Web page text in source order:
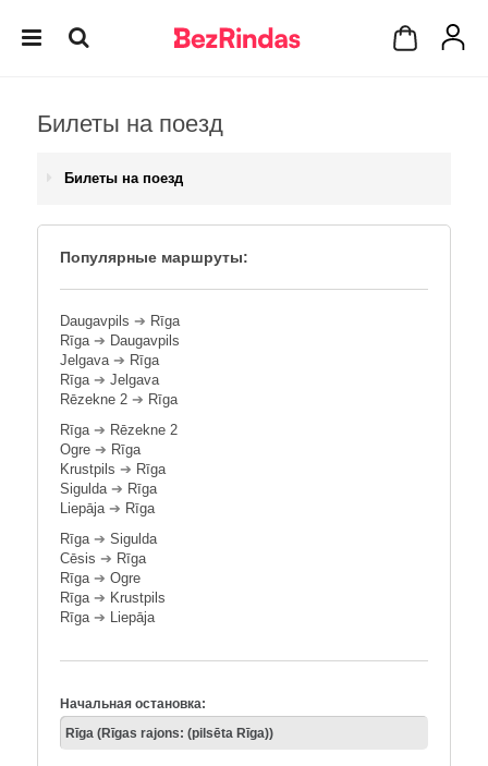
Билеты на поезд
Билеты на поезд
Популярные маршруты:
Daugavpils ➔ Rīga
Rīga➔ Daugavpils
Jelgava➔ Rīga
Rīga➔ Jelgava
Rēzekne 2 ➔ Rīga
Rīga➔ Rēzekne 2
Ogre ➔ Rīga
Krustpils ➔ Rīga
Sigulda➔ Rīga
Liepāja➔ Rīga
Rīga➔ Sigulda
Cēsis ➔ Rīga
Rīga➔ Ogre
Rīga➔ Krustpils
Rīga➔ Liepāja
Начальная остановка: